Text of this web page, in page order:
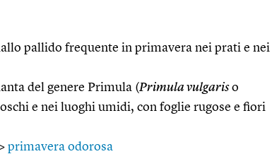
pallido frequente in primavera nei prati e nei
del genere Primula (Primula vulgariso
e nei luoghi umidi, con foglie rugose e fiori
primavera odorosa